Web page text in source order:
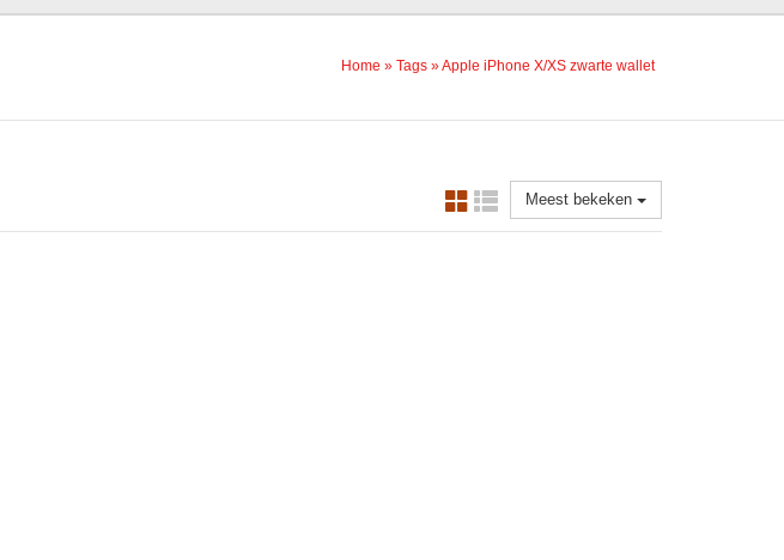
Home » Tags »Apple iPhone X/XS zwarte wallet
Meest bekeken